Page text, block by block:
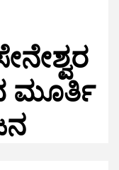
ಮೂರ್ತಿ